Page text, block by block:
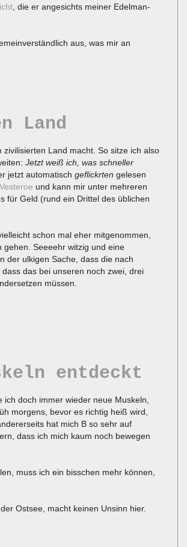
, die er angesichts meiner Edelman-
aus, was mir an
Land
Land macht. So sitze ich also
Jetzt weiß ich, was schneller
jetzt automatisch geflickrten gelesen
und kann mir unter mehreren
für Geld (rund ein Drittel des üblichen
schon mal eher mitgenommen,
Seeeehr witzig und eine
der ulkigen Sache, dass die nach
das bei unseren noch zwei, drei
müssen.
entdeckt
doch immer wieder neue Muskeln,
morgens, bevor es richtig heiß wird,
hat mich B so sehr auf
dass ich mich kaum noch bewegen
muss ich ein bisschen mehr können,
Ostsee, macht keinen Unsinn hier.